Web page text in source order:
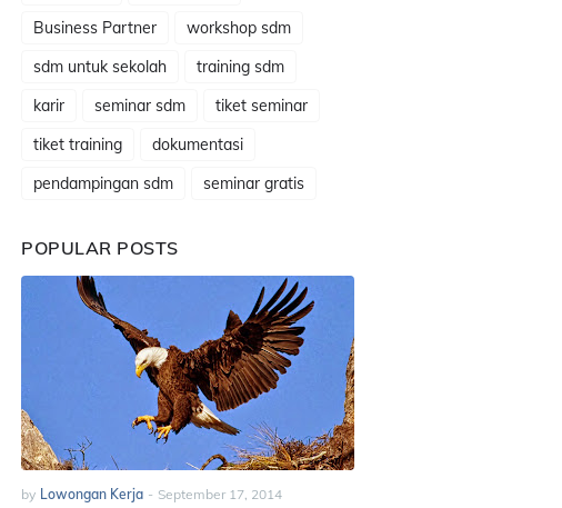
Business Partner
workshop sdm
sdm untuk sekolah
training sdm
karir
seminar sdm
tiket seminar
tiket training
dokumentasi
pendampingan sdm
seminar gratis
POPULAR POSTS
by Lowongan Kerja - September 17, 2014